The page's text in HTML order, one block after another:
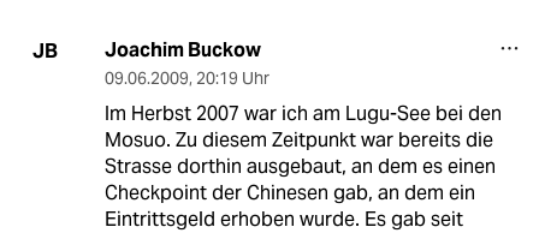
JB Joachim Buckow
09.06.2009, 20:19 Uhr
Im Herbst 2007 war ich am Lugu-See bei den
Mosuo. Zu diesem Zeitpunkt war bereits die
Strasse dorthin ausgebaut, an dem es einen
Checkpoint der Chinesen gab, an dem ein
Eintrittsgeld erhoben wurde. Es gab seit